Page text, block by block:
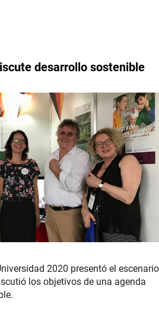
desarrollo sostenible
2020 presentó el escenario
los objetivos de una agenda